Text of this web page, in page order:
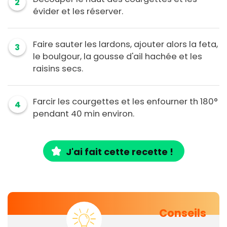
évider et les réserver.
3
Faire sauter les lardons, ajouter alors la feta,
le boulgour, la gousse d'ail hachée et les
raisins secs.
4
Farcir les courgettes et les enfourner th 180°
pendant 40 min environ.
J'ai fait cette recette !
Conseils